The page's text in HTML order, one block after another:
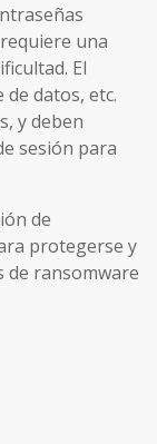
una
El
datos, etc.
y deben
sesión para
de
protegerse y
de ransomware